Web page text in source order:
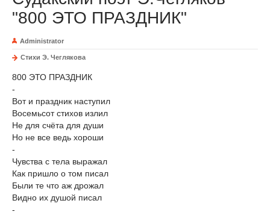
"800 ЭТО ПРАЗДНИК"
Administrator
Стихи Э. Чеглякова
800 ЭТО ПРАЗДНИК
-
Вот и праздник наступил
Восемьсот стихов излил
Не для счёта для души
Но не все ведь хороши
-
Чувства с тела выражал
Как пришло о том писал
Были те что аж дрожал
Видно их душой писал
-